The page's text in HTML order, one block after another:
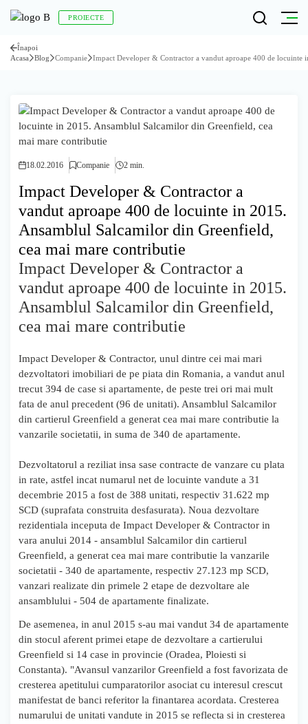
PROIECTE
Înapoi
Acasa
Blog Companie Impact Developer & Contractor a vandut aproape 400 de
18.02.2016 Companie 2 min.
Impact Developer & Contractor a
vandut aproape 400 de locuinte in 2015.
Ansamblul Salcamilor din Greenfield,
cea mai mare contributie
Impact Developer & Contractor a
vandut aproape 400 de locuinte in 2015.
Ansamblul Salcamilor din Greenfield,
cea mai mare contributie
Impact Developer & Contractor, unul dintre cei mai mari
dezvoltatori imobiliari de pe piata din Romania, a vandut anul
trecut 394 de case si apartamente, de peste trei ori mai mult
fata de anul precedent (96 de unitati). Ansamblul Salcamilor
din cartierul Greenfield a generat cea mai mare contributie la
vanzarile societatii, in suma de 340 de apartamente.
Dezvoltatorul a reziliat insa sase contracte de vanzare cu plata
in rate, astfel incat numarul net de locuinte vandute a 31
decembrie 2015 a fost de 388 unitati, respectiv 31.622 mp
SCD (suprafata construita desfasurata). Noua dezvoltare
rezidentiala inceputa de Impact Developer & Contractor in
vara anului 2014 - ansamblul Salcamilor din cartierul
Greenfield, a generat cea mai mare contributie la vanzarile
societatii - 340 de apartamente, respectiv 27.123 mp SCD,
vanzari realizate din primele 2 etape de dezvoltare ale
ansamblului - 504 de apartamente finalizate.
De asemenea, in anul 2015 s-au mai vandut 34 de apartamente
din stocul aferent primei etape de dezvoltare a cartierului
Greenfield si 14 case in provincie (Oradea, Ploiesti si
Constanta). "Avansul vanzarilor Greenfield a fost favorizata de
cresterea apetitului cumparatorilor asociat cu interesul crescut
manifestat de banci referitor la finantarea acordata. Cresterea
numarului de unitati vandute in 2015 se reflecta si in cresterea